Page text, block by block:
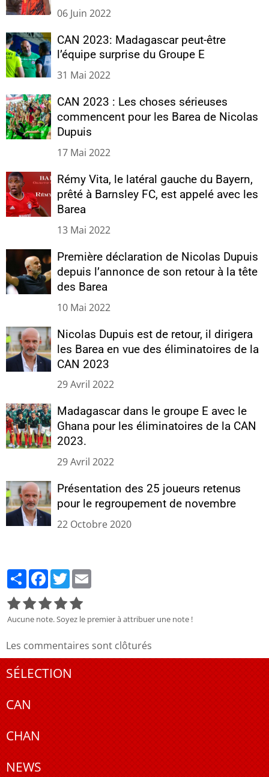
06 Juin 2022
CAN 2023: Madagascar peut-être
l’équipe surprise du Groupe E
31 Mai 2022
CAN 2023 : Les choses sérieuses
commencent pour les Barea de Nicolas
Dupuis
17 Mai 2022
Rémy Vita, le latéral gauche du Bayern,
prêté à Barnsley FC, est appelé avec les
Barea
13 Mai 2022
Première déclaration de Nicolas Dupuis
depuis l’annonce de son retour à la tête
des Barea
10 Mai 2022
Nicolas Dupuis est de retour, il dirigera
les Barea en vue des éliminatoires de la
CAN 2023
29 Avril 2022
Madagascar dans le groupe E avec le
Ghana pour les éliminatoires de la CAN
2023.
29 Avril 2022
Présentation des 25 joueurs retenus
pour le regroupement de novembre
22 Octobre 2020
PartagerFacebook
Twitter
Aucune note. Soyez le premier à attribuer une note !
Les commentaires sont clôturés
SÉLECTION
CAN
CHAN
NEWS